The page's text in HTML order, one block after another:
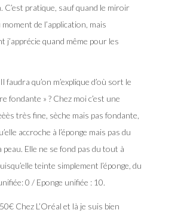
C’est pratique, sauf quand le miroir
de l’application, mais
j’apprécie quand même pour les
faudra qu’on m’explique d’où sort le
fondante » ? Chez moi c’est une
très fine, sèche mais pas fondante,
accroche à l’éponge mais pas du
Elle ne se fond pas du tout à
teinte simplement l’éponge, du
0 / Eponge unifiée : 10.
Chez L’Oréal et là je suis bien